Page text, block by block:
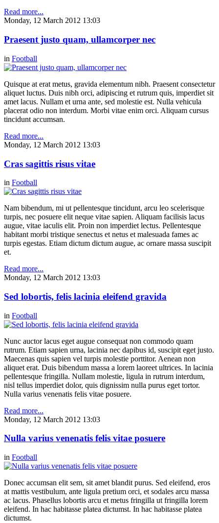
Read more...
Monday, 12 March 2012 13:03
Praesent justo quam, ullamcorper nec
in Football
Quisque at erat metus, gravida elementum nibh. Praesent consectetur
aliquet luctus. Duis nibh orci, adipiscing et rutrum quis, imperdiet sit
amet lacus. Nullam et urna ante, sed molestie est. Nulla vehicula
placerat odio non interdum. Morbi vitae enim orci. Aliquam cursus
tincidunt accumsan.
Read more...
Monday, 12 March 2012 13:03
Cras sagittis risus vitae
in Football
Nam bibendum, mi ut pellentesque tincidunt, arcu leo scelerisque
turpis, nec posuere elit neque vitae sapien. Aliquam facilisis lacus
augue, vitae iaculis elit. Proin non imperdiet lectus. Pellentesque
habitant morbi tristique senectus et netus et malesuada fames ac
turpis egestas. Etiam dictum dictum augue, ac ornare massa suscipit
et.
Read more...
Monday, 12 March 2012 13:03
Sed lobortis, felis lacinia eleifend gravida
in Football
Nunc auctor lacus eget augue consequat non commodo quam
rutrum. Etiam sapien urna, lacinia nec dapibus id, suscipit eget justo.
Maecenas quis sapien vel turpis molestie porttitor. Aenean non
aliquet erat. Duis bibendum massa a lorem laoreet ultrices. In lacinia
pellentesque fringilla. Nullam molestie, ligula in rutrum interdum,
nisl tellus imperdiet dolor, quis dignissim nulla purus eget tortor.
Nulla varius venenatis felis vitae posuere.
Read more...
Monday, 12 March 2012 13:03
Nulla varius venenatis felis vitae posuere
in Football
Donec accumsan elit sem, sit amet blandit purus. Sed eleifend, eros
at mattis vestibulum, ante ligula pretium orci, et sodales arcu massa
ac lacus. Phasellus lobortis arcu et metus fringilla ut fringilla lorem
eleifend. In hac habitasse platea dictumst. In hac habitasse platea
dictumst.